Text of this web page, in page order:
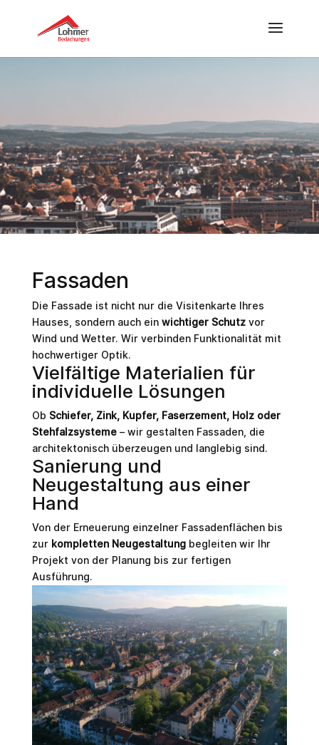
Fassaden
Die Fassade ist nicht nur die Visitenkarte Ihres
Hauses, sondern auch ein wichtiger Schutzvor
Wind und Wetter. Wir verbinden Funktionalität mit
hochwertiger Optik.
Vielfältige Materialien für
individuelle Lösungen
Ob Schiefer, Zink, Kupfer, Faserzement, Holz oder
Stehfalzsysteme– wir gestalten Fassaden, die
architektonisch überzeugen und langlebig sind.
Sanierung und
Neugestaltung aus einer
Hand
Von der Erneuerung einzelner Fassadenflächen bis
zur kompletten Neugestaltungbegleiten wir Ihr
Projekt von der Planung bis zur fertigen
Ausführung.